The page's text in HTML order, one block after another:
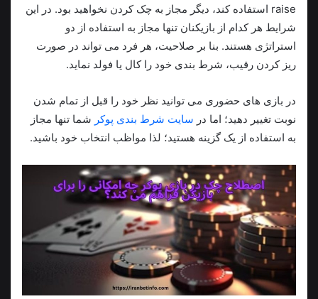
raise استفاده کند، دیگر مجاز به چک کردن نخواهید بود. در این
شرایط هر کدام از بازیکنان تنها مجاز به استفاده از دو
استراتژی هستند. بنا بر صلاحیت، هر فرد می تواند در صورت
ریز کردن رقیب، شرط بندی خود را کال یا فولد نماید.
در بازی های حضوری می توانید نظر خود را قبل از تمام شدن
نوبت تغییر دهید؛ اما در سایت شرط بندی پوکر شما تنها مجاز
به استفاده از یک گزینه هستید؛ لذا مواظب انتخاب خود باشید.